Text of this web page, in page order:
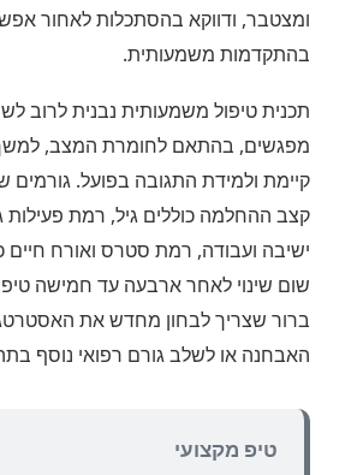
ומצטבר, ודווקא בהסתכלות לאחור
בהתקדמות משמעותית.
תכנית טיפול משמעותית נבנית לרוב
מפגשים, בהתאם לחומרת המצב,
קיימת ולמידת התגובה בפועל. גורמים
קצב ההחלמה כוללים גיל, רמת פעילות
ישיבה ועבודה, רמת סטרס ואורח חיים
שום שינוי לאחר ארבעה עד חמישה
ברור שצריך לבחון מחדש את
האבחנה או לשלב גורם רפואי נוסף
טיפ מקצועי